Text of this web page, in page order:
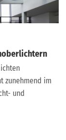
zunehmend im
und